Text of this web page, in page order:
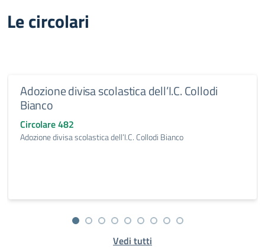
Le circolari
Adozione divisa scolastica dell’I.C. Collodi
Bianco
Circolare 482
Adozione divisa scolastica dell’I.C. Collodi Bianco
Vedi tutti